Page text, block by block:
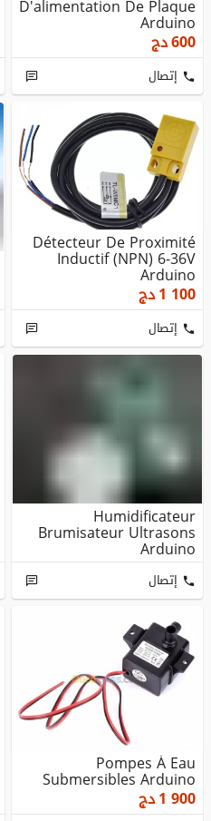
D'alimentation De Plaque
Arduino
600دج
إتصال
Détecteur De Proximité
Inductif (NPN) 6-36V
Arduino
1 100دج
إتصال
Humidificateur
Brumisateur Ultrasons
Arduino
إتصال
Pompes À Eau
Submersibles Arduino
1 900دج